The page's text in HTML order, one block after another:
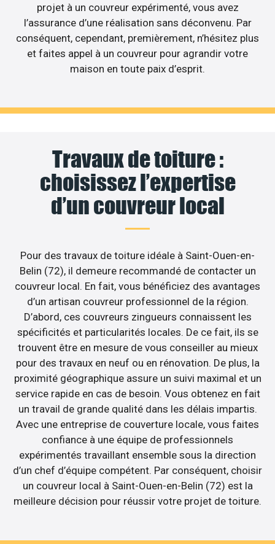
projet à un couvreur expérimenté, vous avez
l’assurance d’une réalisation sans déconvenu. Par
conséquent, cependant, premièrement, n’hésitez plus
et faites appel à un couvreur pour agrandir votre
maison en toute paix d’esprit.
Travaux de toiture :
choisissez l’expertise
d’un couvreur local
Pour des travaux de toiture idéale à Saint-Ouen-en-
Belin (72), il demeure recommandé de contacter un
couvreur local. En fait, vous bénéficiez des avantages
d’un artisan couvreur professionnel de la région.
D’abord, ces couvreurs zingueurs connaissent les
spécificités et particularités locales. De ce fait, ils se
trouvent être en mesure de vous conseiller au mieux
pour des travaux en neuf ou en rénovation. De plus, la
proximité géographique assure un suivi maximal et un
service rapide en cas de besoin. Vous obtenez en fait
un travail de grande qualité dans les délais impartis.
Avec une entreprise de couverture locale, vous faites
confiance à une équipe de professionnels
expérimentés travaillant ensemble sous la direction
d’un chef d’équipe compétent. Par conséquent, choisir
un couvreur local à Saint-Ouen-en-Belin (72) est la
meilleure décision pour réussir votre projet de toiture.